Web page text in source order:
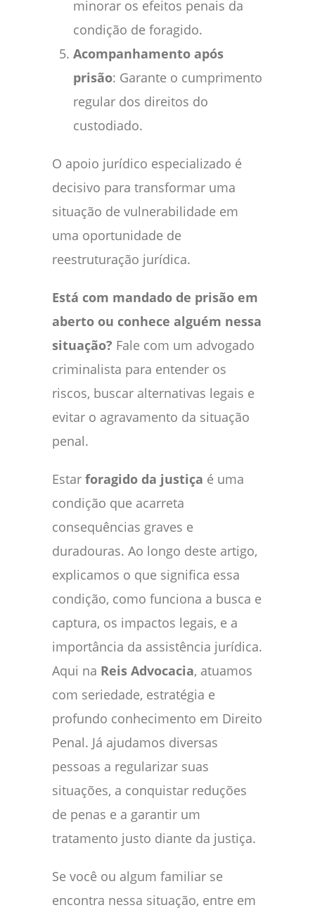
minorar os efeitos penais da
condição de foragido.
Acompanhamento após
prisão: Garante o cumprimento
regular dos direitos do
custodiado.
O apoio jurídico especializado é
decisivo para transformar uma
situação de vulnerabilidade em
uma oportunidade de
reestruturação jurídica.
Está com mandado de prisão em
aberto ou conhece alguém nessa
situação? Fale com um advogado
criminalista para entender os
riscos, buscar alternativas legais e
evitar o agravamento da situação
penal.
Estar foragido da justiça é uma
condição que acarreta
consequências graves e
duradouras. Ao longo deste artigo,
explicamos o que significa essa
condição, como funciona a busca e
captura, os impactos legais, e a
importância da assistência jurídica.
Aqui na Reis Advocacia, atuamos
com seriedade, estratégia e
profundo conhecimento em Direito
Penal. Já ajudamos diversas
pessoas a regularizar suas
situações, a conquistar reduções
de penas e a garantir um
tratamento justo diante da justiça.
Se você ou algum familiar se
encontra nessa situação, entre em